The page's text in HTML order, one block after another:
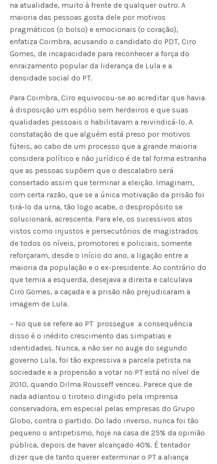
na atualidade, muito à frente de qualquer outro. A
maioria das pessoas gosta dele por motivos
pragmáticos (o bolso) e emocionais (o coração),
enfatiza Coimbra, acusando o candidato do PDT, Ciro
Gomes, de incapacidade para reconhecer a força do
enraizamento popular da liderança de Lula e a
densidade social do PT.
Para Coimbra, Ciro equivocou-se ao acreditar que havia
à disposição um espólio sem herdeiros e que suas
qualidades pessoais o habilitavam a reivindicá-lo. A
constatação de que alguém está preso por motivos
fúteis, ao cabo de um processo que a grande maioria
considera político e não jurídico é de tal forma estranha
que as pessoas supõem que o descalabro será
consertado assim que terminar a eleição. Imaginam,
com certa razão, que se a única motivação da prisão foi
tirá-lo da urna, tão logo acabe, o despropósito se
solucionará, acrescenta. Para ele, os sucessivos atos
vistos como injustos e persecutórios de magistrados
de todos os níveis, promotores e policiais, somente
reforçaram, desde o início do ano, a ligação entre a
maioria da população e o ex-presidente. Ao contrário do
que temia a esquerda, desejava a direita e calculava
Ciro Gomes, a caçada e a prisão não prejudicaram a
imagem de Lula.
– No que se refere ao PT  prossegue  a consequência
disso é o inédito crescimento das simpatias e
identidades. Nunca, a não ser no auge do segundo
governo Lula, foi tão expressiva a parcela petista na
sociedade e a propensão a votar no PT está no nível de
2010, quando Dilma Rousseff venceu. Parece que de
nada adiantou o tiroteio dirigido pela imprensa
conservadora, em especial pelas empresas do Grupo
Globo, contra o partido. Do lado inverso, nunca foi tão
pequeno o antipetismo, hoje na casa de 25% da opinião
pública, depois de haver alcançado 40%. É tentador
dizer que de tanto querer exterminar o PT a aliança